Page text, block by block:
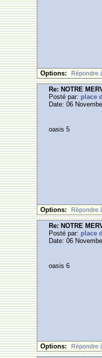
Options: Rèpondre
Re: NOTRE
Posté par: place
Date: 06
oasis 5
Options: Rèpondre
Re: NOTRE
Posté par: place
Date: 06
oasis 6
Options: Rèpondre